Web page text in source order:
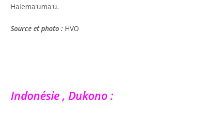
Halemaʻumaʻu.
Source et photo : HVO
Indonésie , Dukono :